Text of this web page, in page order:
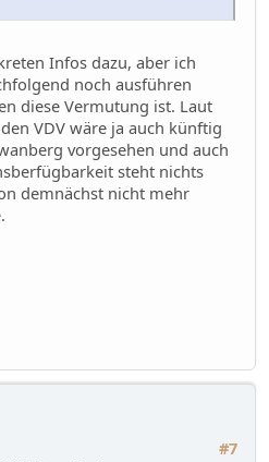
Infos dazu, aber ich
noch ausführen
diese Vermutung ist. Laut
VDV wäre ja auch künftig
vorgesehen und auch
steht nichts
demnächst nicht mehr
#7